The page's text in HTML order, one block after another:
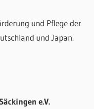
und Pflege der
und Japan.
e.V.